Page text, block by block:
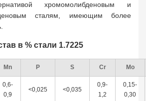
хромомолибденовым и
сталям, имеющим более
в % стали 1.7225
Mn P S Cr Mo
0,6-
0,9
<0,025 <0,035
0,9-
1,2
0,15-
0,30